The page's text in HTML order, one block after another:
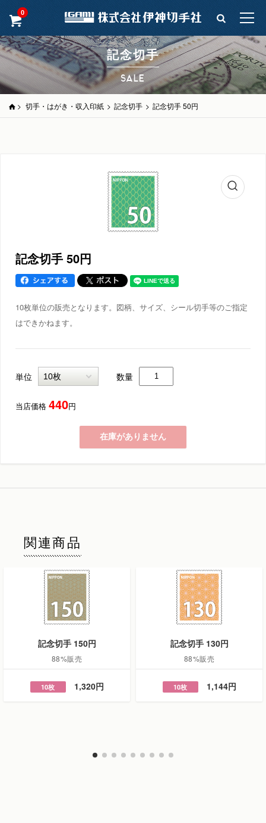
0
記念切手
SALE
> 切手・はがき・収入印紙 > 記念切手 > 記念切手 50円
記念切手 50円
10枚単位の販売となります。図柄、サイズ、シール切手等のご指定
はできかねます。
単位 数量
当店価格 440円
在庫がありません
関連商品
記念切手 150円
88%販売
10枚 1,320円
記念切手 130円
88%販売
10枚 1,144円